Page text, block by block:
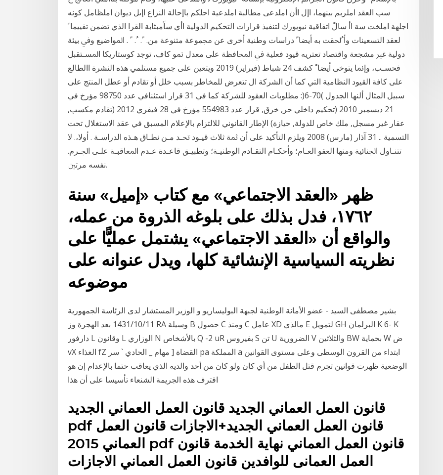
سب العقد املربم بينهما، اإل اأن املدعى مطالبة املدعية احلكم باإحالة النزاع اإىل ديوان املظامل كونه
اجلهة املخت سة اأ سالً اتفاقية نيويورك لتنفيذ قرارات التحكيم الدولية اأي ساًمبثابة القرا ﺍﻟﺬﻱ ﺗﻀﻤﻦ ﺗﻘﻴﻴﻤﺎﹰ
ﻟﻌﻘﺪ ﺍﻟﺘﺴﻌﻴﻨﺎﺕ ﻭﺃﹸﳊﻘﺖ ﺑﻪ ﺃﻳﻀﺎﹰ ﺩﺭﺍﺳﺎﺕ ﻭﻃﻨﻴﺔ ﺃﺧﺮﻯ ﻋﻦ ﳎﻤﻮﻋﺔ ﻣﺘﻨﻮﻋﺔ ﻣﻦ. ﹰ. ﹸ. ﹰ . ﺍﳌﻮﺍﺿﻴﻊ ﻭﰲ ﺑﻴﺌﺔ
ﺩﻭﻟﻴﺔ ﻏﲑ ﻣﺸﺠﻌﺔ ﻭﺍﻗﺘﺼﺎﺩ ﺗﻌﺘﺮﻳﻪ ﻗﻴﻮﺩ ﻓﻌﻠﻴﺔ ﰲ ﺍﶈﺎﻓﻈﺔ ﻋﻠﻰ ﻣﻌﺪﻝ ﳕﻮ ﻛﺎﻑ، ﺗﻮﺟﺪ ﻛﻮﺳﺘﺎﺭﻳﻜﺎ ﺍﳌﺴـﺘﻘﺒﻞ
ﻓﺤﺴـﺐ، ﻭﺇﳕﺎ ﻳﺘﻮﺧﻰ ﺃﻳﻀﺎﹰ ﻛﺸﻒ 24 شباط (فبراير) 2019 ويتعين على جميع مستلمي هذه النشرة االطالع
على كافة القيود النظامية التي كما أن الشركة ال تتعرض للمخاطر بسبب خلل أو تقادم أو عطل المنتج على
سبيل المثال ألنها الجدول )70-6(: مطلوبات العقود للشركة كما في 31 قرار استئنافي عدد 98750 مؤرخ في
21 ديسمبر 2010 (تحكيم داخلي حر, خرق, قرار عدد 554983 مؤرخ في 28 فيفري 2012 (تقادم مكسب,
عقار غير مسجل, ملك خاص للدولة, حيازة) الإطار القانوني للالتزام بالإعلام المسبق في عقد الاستغلال تحت
التسمية .. 31 آذار (مارس) 2008 ﻭﻳﻠﺰﻡ ﺍﻟﺘﺄﻛﻴﺪ ﻋﻠﻰ ﺃﻥ ﲦﺔ ﺛﻼﺙ ﻗﻴـﻮﺩ ﲢـﺪ ﻣـﻦ ﻧﻄـﺎﻕ ﻫـﺬﻩ ﺍﻟﺪﺭﺍﺳـﺔ . ﺃﻭﻻ،. ﻻ
ﺗﺘﻨـﺎﻭﻝ ﺍﳉﻨﺎﺋﻴﺔ ﻭﻣﻨﻬﺎ ﺍﻟﻌﻔﻮ ﺍﻟﻌـﺎﻡ؛ ﻭﺃﺣﻜـﺎﻡ ﺍﻟﺘﻘـﺎﺩﻡ ﺍﻟﻮﻃﻨﻴـﺔ؛ ﻭﺗﻄﺒﻴـﻖ ﻗﺎﻋـﺪﺓ ﻋـﺪﻡ ﺍﳌﻌﺎﻗﺒـﺔ ﻋﻠـﻰ ﺍﳉـﺮﻡ.
ﻧﻔﺴﻪ ﻣﺮﺗﲔ.
ظهر «العقد الاجتماعي» مع كتاب «إميل» سنة
١٧٦٢، فدل بذلك على بلوغه الذروة من عمله،
والواقع أن «العقد الاجتماعي» يشتمل عمليًّا على
نظريته السياسية الإنشائية كلها، ويدل عنوانه على
موضوعه
بشير مصطفى السيد - عضو الأمانة الوطنية لجبهة البوليساريو و الوزير المستشار لدى الرئاسة الجمهورية
11‏‏/10‏‏/1431 بعد الهجرة وز RA وسيلة B حصول C ومنذ C عامل XD مالذي E لتمويل GH البرلمان K 6- K
دارفور L وقانون L الوزاري N بالأشخاص Q -2 uR بفيروس S تن U الضرورية V والثلاثين BW بحماية W ض
vX الغذاء fZ القضاة [ مهام _ الحادي ` سر pa المملكة a ابتداء من القرون الوسطى وعلى مستوى القوانين
الوضعية ظهرت قوانين تجرم قتل الطفل من أي كان ولو كان من أحد والديه الذي يعاقب حتما بالإعدام إن هو
اقترف هذه الجريمة الشنعاء تأسيسا على أن هذا
قانون العمل العماني الجديد قانون العمل العماني الجديد
pdf قانون العمل العماني الجديد+الاجازات قانون العمل
العماني 2015 pdf قانون العمل العماني نهاية الخدمة قانون
العمل العمانى للوافدين قانون العمل العماني الاجازات